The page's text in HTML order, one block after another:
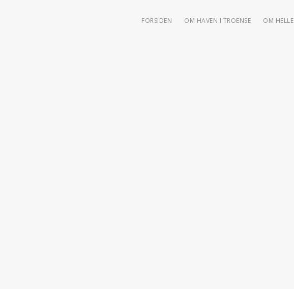
FORSIDEN OM HAVEN I TROENSE OM HELLE